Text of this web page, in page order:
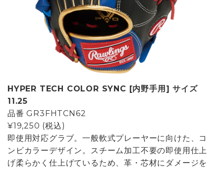
HYPER TECH COLOR SYNC [内野手用] サイズ
11.25
品番 GR3FHTCN62
¥19,250 (税込)
即使用対応グラブ。一般軟式プレーヤーに向けた、コ
ンビカラーデザイン。スチーム加工不要の即使用仕上
げ柔らかく仕上げているため、革・芯材にダメージを